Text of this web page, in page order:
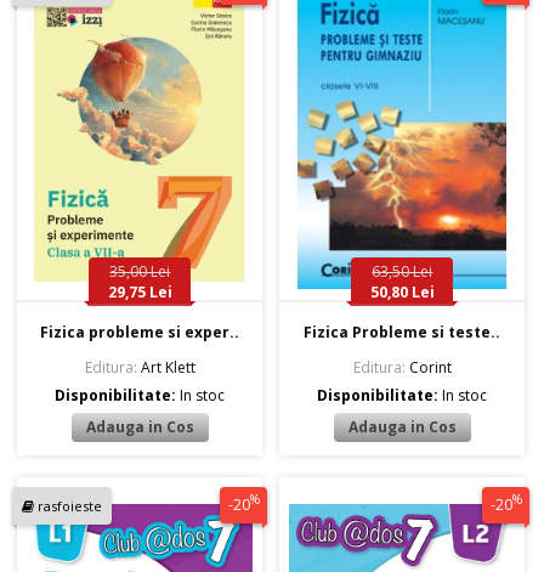
35,00 Lei
29,75 Lei
Fizica probleme si exper..
Editura: Art Klett
Disponibilitate:In stoc
63,50 Lei
50,80 Lei
Fizica Probleme si teste..
Editura: Corint
Disponibilitate:In stoc
rasfoieste -20% -20%